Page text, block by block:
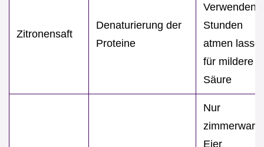
Zitronensaft
Denaturierung der
Proteine
Verwenden
Stunden
atmen
für mildere
Säure
Nur
Eier